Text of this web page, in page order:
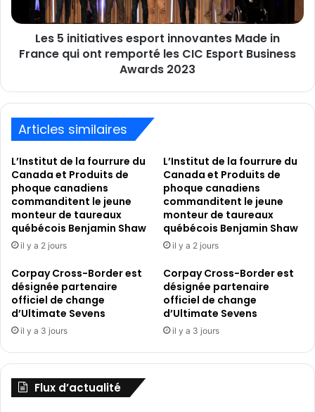
France
qui
remporté
Esport
Awards
2023
Les 5 initiatives esport innovantes Made in
France qui ont remporté les CIC Esport Business
Awards 2023
Articles similaires
L’Institut de la fourrure du
Canada et Produits de
phoque canadiens
commanditent le jeune
monteur de taureaux
québécois Benjamin Shaw
il y a 2 jours
L’Institut de la fourrure du
Canada et Produits de
phoque canadiens
commanditent le jeune
monteur de taureaux
québécois Benjamin Shaw
il y a 2 jours
Corpay Cross-Border est
désignée partenaire
officiel de change
d’Ultimate Sevens
il y a 3 jours
Corpay Cross-Border est
désignée partenaire
officiel de change
d’Ultimate Sevens
il y a 3 jours
Flux d’actualité